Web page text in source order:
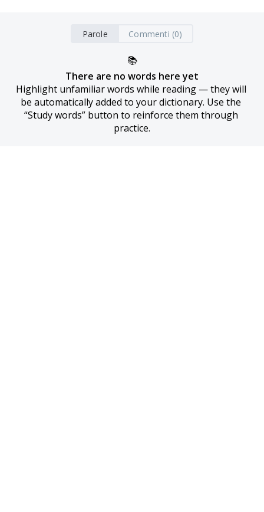
Parole Commenti (0)
📚
There are no words here yet
Highlight unfamiliar words while reading — they will
be automatically added to your dictionary. Use the
“Study words” button to reinforce them through
practice.